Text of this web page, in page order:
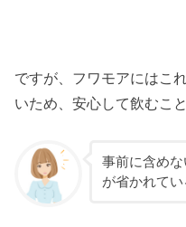
ですが、フワモアにはこ
いため、安心して飲むこ
事前に含め
が省かれてい